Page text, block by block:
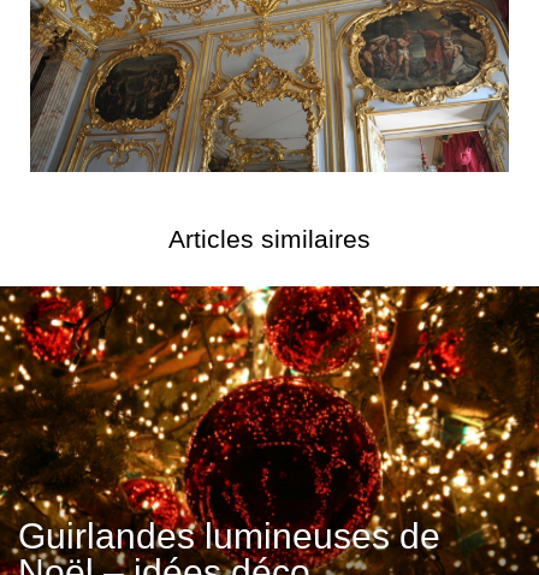
Articles similaires
Guirlandes lumineuses de